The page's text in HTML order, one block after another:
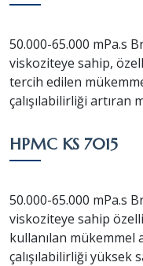
50.000-65.000 mPa.s
viskoziteye sahip,
tercih edilen
çalışılabilirliği artıran
HPMC KS 7015
50.000-65.000 mPa.s
viskoziteye sahip
kullanılan mükemmel
çalışılabilirliği yüksek